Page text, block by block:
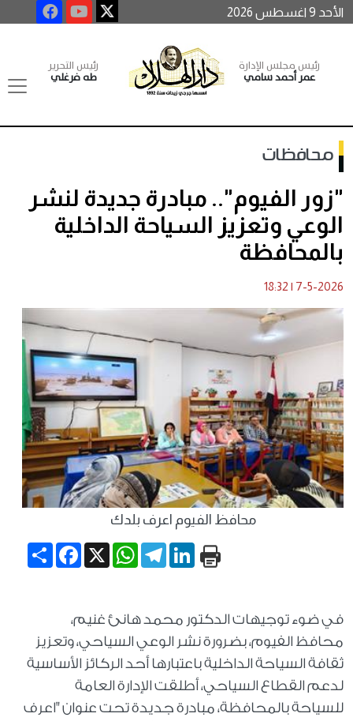
الأحد 9 اغسطس 2026
رئيس مجلس الإدارة
عمر أحمد سامي
رئيس التحرير
طه فرغلي
محافظات
"زور الفيوم".. مبادرة جديدة لنشر
الوعي وتعزيز السياحة الداخلية
بالمحافظة
7-5-2026
|
18:32
محافظ الفيوم اعرف بلدك
Share
Facebook X
WhatsApp
TelegramLinkedIn
في ضوء توجيهات الدكتور محمد هانئ غنيم،
محافظ الفيوم، بضرورة نشر الوعي السياحي، وتعزيز
ثقافة السياحة الداخلية باعتبارها أحد الركائز الأساسية
لدعم القطاع السياحي، أطلقت الإدارة العامة
للسياحة بالمحافظة، مبادرة جديدة تحت عنوان "اعرف